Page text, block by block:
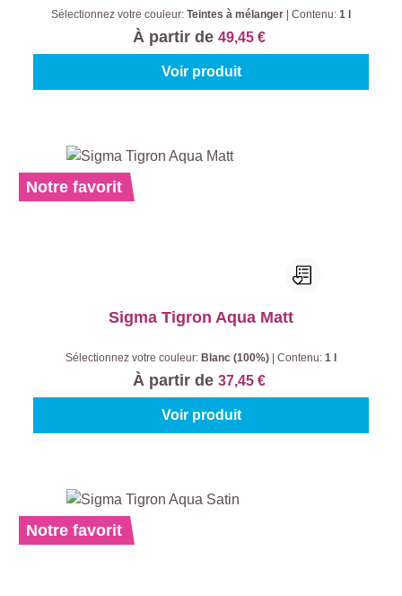
Sélectionnez votre couleur: Teintes à mélanger Contenu: 1 l
À partir de 49,45 €
Voir produit
Notre favorit
Sigma Tigron Aqua Matt
Sélectionnez votre couleur: Blanc (100%) Contenu: 1 l
À partir de 37,45 €
Voir produit
Notre favorit